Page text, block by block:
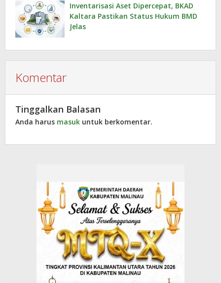
Inventarisasi Aset Dipercepat, BKAD
Kaltara Pastikan Status Hukum BMD
Jelas
Komentar
Tinggalkan Balasan
Anda harus masuk untuk berkomentar.